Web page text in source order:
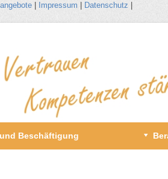
Impressum Datenschutz
Beschäftigung